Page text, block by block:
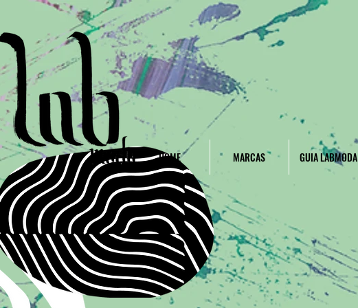
HOME MARCAS GUIA LABMODA